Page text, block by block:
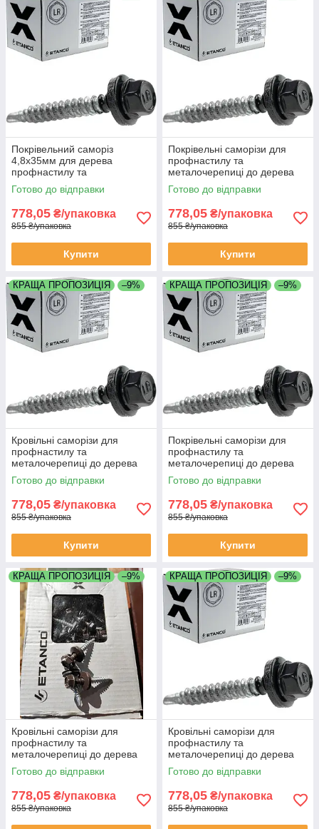
Покрівельний саморіз
4,8х35мм для дерева
профнастилу та
металочерепиці Etanco GT
F2 Z14 Польща RAL 7016
Готово до відправки
778,05 ₴/упаковка
855 ₴/упаковка
Купити
Покрівельні саморізи для
профнастилу та
металочерепиці до дерева
4,8х35 мм Etanco Польща
RAL 6020
Готово до відправки
778,05 ₴/упаковка
855 ₴/упаковка
Купити
КРАЩА ПРОПОЗИЦІЯ –9%
Кровільні саморізи для
профнастилу та
металочерепиці до дерева
4,8х35 мм Etanco Польща
RAL 7024
Готово до відправки
778,05 ₴/упаковка
855 ₴/упаковка
Купити
КРАЩА ПРОПОЗИЦІЯ –9%
Покрівельні саморізи для
профнастилу та
металочерепиці до дерева
4,8х35 мм Etanco Польща
RAL 8017
Готово до відправки
778,05 ₴/упаковка
855 ₴/упаковка
Купити
КРАЩА ПРОПОЗИЦІЯ –9%
Кровільні саморізи для
профнастилу та
металочерепиці до дерева
4,8х35 мм Etanco Польща
RAL 8019
Готово до відправки
778,05 ₴/упаковка
855 ₴/упаковка
КРАЩА ПРОПОЗИЦІЯ –9%
Кровільні саморізи для
профнастилу та
металочерепиці до дерева
4,8х35 мм Etanco Польща
RAL 9005
Готово до відправки
778,05 ₴/упаковка
855 ₴/упаковка